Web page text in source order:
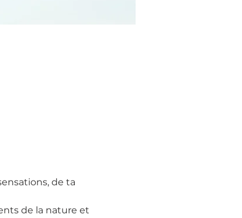
de ta
de la nature et